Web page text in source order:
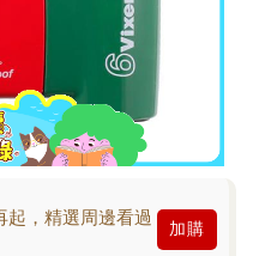
，精選周邊看過
加購